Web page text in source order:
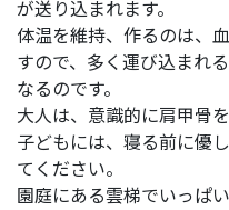
が送り込まれます。
体温を維持、作るのは、
すので、多く運び込まれ
なるのです。
大人は、意識的に肩甲骨
子どもには、寝る前に優
てください。
園庭にある雲梯でいっぱ